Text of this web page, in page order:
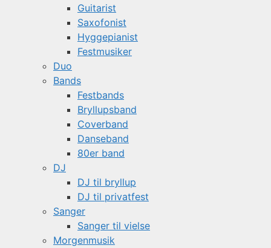
Guitarist
Saxofonist
Hyggepianist
Festmusiker
Duo
Bands
Festbands
Bryllupsband
Coverband
Danseband
80er band
DJ
DJ til bryllup
DJ til privatfest
Sanger
Sanger til vielse
Morgenmusik